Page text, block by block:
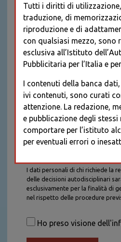
I dati personali di chi richiede la
delle decisioni autodisciplinari
esclusivamente per la finalità di
nel rispetto delle procedure
saranno trattati con tutte le
saranno conservati per la durata
Ho preso visione
Tutti i diritti di
traduzione, di
riproduzione e di
con qualsiasi mezzo, sono
esclusiva all’Istituto
Pubblicitaria per l’Italia e
I contenuti della banca
ivi contenuti, sono curati
attenzione. La redazione,
e pubblicazione degli stessi
comportare per l’istituto
per eventuali errori o